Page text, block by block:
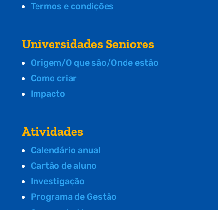
Termos e condições
Universidades Seniores
Origem/O que são/Onde estão
Como criar
Impacto
Atividades
Calendário anual
Cartão de aluno
Investigação
Programa de Gestão